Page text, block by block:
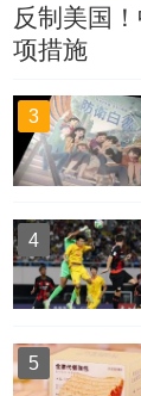
反制美国
项措施
3
4
5